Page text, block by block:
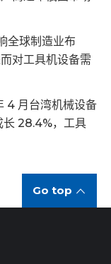
全球制造业布
对工具机设备需
4 月台湾机械设备
长 28.4%，工具
Go top